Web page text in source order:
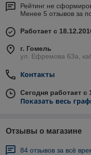
Рейтинг не
Менее 5 отзывов за
Работает с
г. Гомель
ул. Ефремова 63а,
Контакты
Сегодня работает с
Показать весь
Отзывы о магазине
84 отзывов за всё